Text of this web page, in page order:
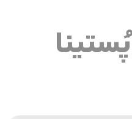
پُستینا